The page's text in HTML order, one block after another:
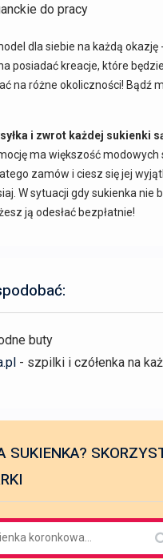
do pracy
dla siebie na każdą okazję
posiadać kreacje, które
na różne okoliczności! Bądź
i zwrot każdej sukienki
ma większość modowych
zamów i ciesz się jej
W sytuacji gdy sukienka nie
ją odesłać bezpłatnie!
buty
- szpilki i czółenka na
SUKIENKA?